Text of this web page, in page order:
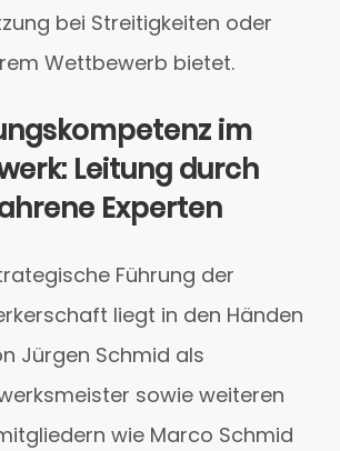
bei Streitigkeiten oder
Wettbewerb bietet.
im
Leitung durch
Experten
Führung der
liegt in den Händen
Jürgen Schmid als
sowie weiteren
wie Marco Schmid